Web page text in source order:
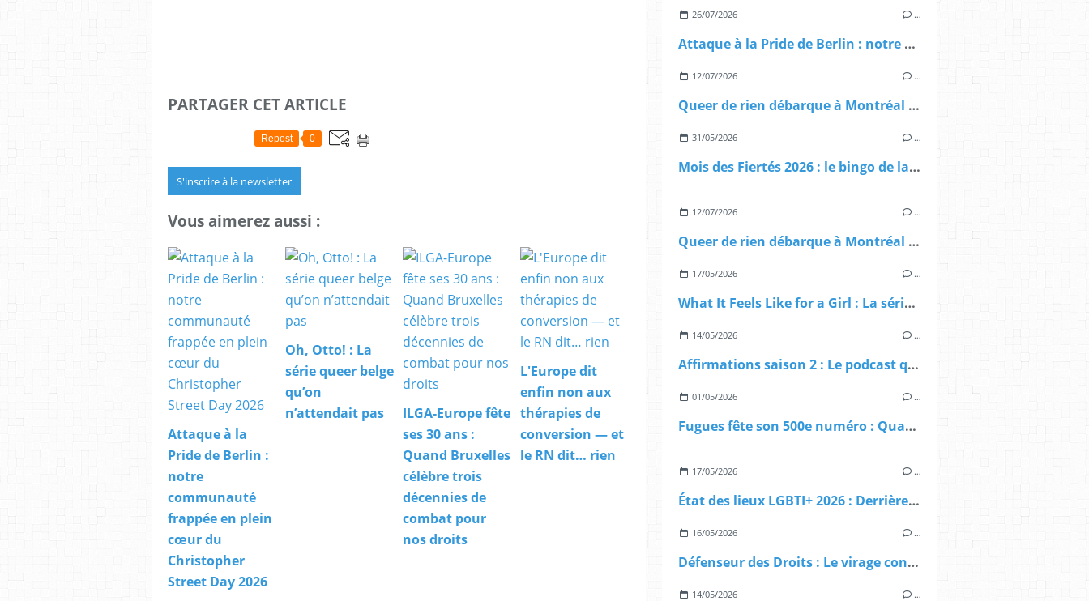
PARTAGER CET ARTICLE
Repost 0
S'inscrire à la newsletter
Vous aimerez aussi :
Attaque à la
Pride de Berlin :
notre
communauté
frappée en plein
cœur du
Christopher
Street Day 2026
Oh, Otto! : La
série queer belge
qu’on
n’attendait pas
ILGA-Europe fête
ses 30 ans :
Quand Bruxelles
célèbre trois
décennies de
combat pour
nos droits
L'Europe dit
enfin non aux
thérapies de
conversion — et
le RN dit… rien
26/07/2026 …
Attaque à la Pride de Berlin : notre communauté frappée en plein cœur du Christopher Street Day 2026
12/07/2026 …
Queer de rien débarque à Montréal pour les Fiertés Montréal 2026 : on vous emmène avec nous
31/05/2026 …
Mois des Fiertés 2026 : le bingo de la haine ordinaire
12/07/2026 …
Queer de rien débarque à Montréal pour les Fiertés Montréal 2026 : on vous emmène avec nous
17/05/2026 …
What It Feels Like for a Girl : La série trans qui bouscule la télévision britannique
14/05/2026 …
Affirmations saison 2 : Le podcast qui donne la parole aux pionnièr·es de la communauté 2ELGBTQIA+ est de retour
01/05/2026 …
Fugues fête son 500e numéro : Quarante ans de presse queer qui ne lâche rien !
17/05/2026 …
État des lieux LGBTI+ 2026 : Derrière le vernis de l’égalité, l’urgence d’un sursaut
16/05/2026 …
Défenseur des Droits : Le virage conservateur qui menace nos libertés
14/05/2026 …